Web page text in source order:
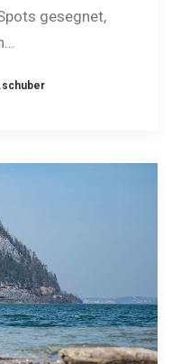
geseg­net,